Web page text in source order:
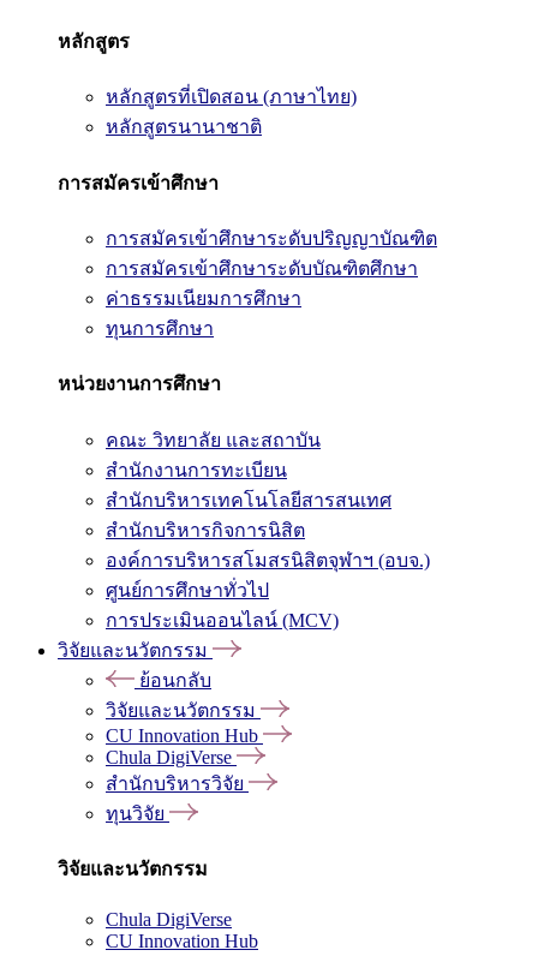
หลักสูตร
หลักสูตรที่เปิดสอน (ภาษาไทย)
หลักสูตรนานาชาติ
การสมัครเข้าศึกษา
การสมัครเข้าศึกษาระดับปริญญาบัณฑิต
การสมัครเข้าศึกษาระดับบัณฑิตศึกษา
ค่าธรรมเนียมการศึกษา
ทุนการศึกษา
หน่วยงานการศึกษา
คณะ วิทยาลัย และสถาบัน
สำนักงานการทะเบียน
สำนักบริหารเทคโนโลยีสารสนเทศ
สำนักบริหารกิจการนิสิต
องค์การบริหารสโมสรนิสิตจุฬาฯ (อบจ.)
ศูนย์การศึกษาทั่วไป
การประเมินออนไลน์ (MCV)
วิจัยและนวัตกรรม
ย้อนกลับ
วิจัยและนวัตกรรม
CU Innovation Hub
Chula DigiVerse
สำนักบริหารวิจัย
ทุนวิจัย
วิจัยและนวัตกรรม
Chula DigiVerse
CU Innovation Hub